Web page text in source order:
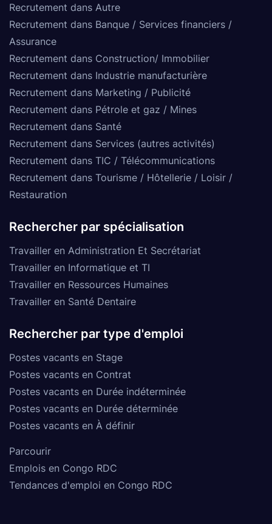
Recrutement dans Autre
Recrutement dans Banque / Services financiers /
Assurance
Recrutement dans Construction/ Immobilier
Recrutement dans Industrie manufacturière
Recrutement dans Marketing / Publicité
Recrutement dans Pétrole et gaz / Mines
Recrutement dans Santé
Recrutement dans Services (autres activités)
Recrutement dans TIC / Télécommunications
Recrutement dans Tourisme / Hôtellerie / Loisir /
Restauration
Rechercher par spécialisation
Travailler en Administration Et Secrétariat
Travailler en Informatique et TI
Travailler en Ressources Humaines
Travailler en Santé Dentaire
Rechercher par type d'emploi
Postes vacants en Stage
Postes vacants en Contrat
Postes vacants en Durée indéterminée
Postes vacants en Durée déterminée
Postes vacants en À définir
Parcourir
Emplois en Congo RDC
Tendances d'emploi en Congo RDC